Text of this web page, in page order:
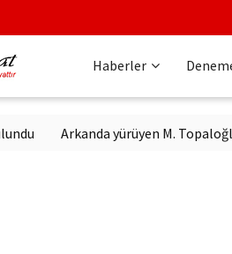
Haberler
Arkanda yürüyen M. Topaloğlu